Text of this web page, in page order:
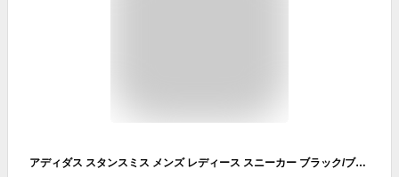
アディダス スタンスミス メンズ レディース スニーカー ブラック/ブラック 黒 adidas STANSMITH M20327